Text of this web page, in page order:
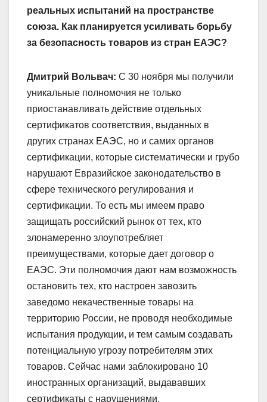
реальных испытаний на пространстве
союза. Как планируется усиливать борьбу
за безопасность товаров из стран ЕАЭС?
Дмитрий Вольвач: С 30 ноября мы получили
уникальные полномочия не только
приостанавливать действие отдельных
сертификатов соответствия, выданных в
других странах ЕАЭС, но и самих органов
сертификации, которые систематически и грубо
нарушают Евразийское законодательство в
сфере технического регулирования и
сертификации. То есть мы имеем право
защищать российский рынок от тех, кто
злонамеренно злоупотребляет
преимуществами, которые дает договор о
ЕАЭС. Эти полномочия дают нам возможность
остановить тех, кто настроен завозить
заведомо некачественные товары на
территорию России, не проводя необходимые
испытания продукции, и тем самым создавать
потенциальную угрозу потребителям этих
товаров. Сейчас нами заблокировано 10
иностранных организаций, выдававших
сертификаты с нарушениями.